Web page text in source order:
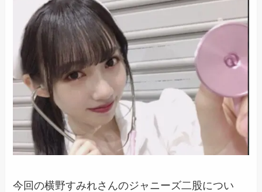
今回の横野すみれさんのジャニーズ二股につい